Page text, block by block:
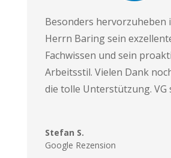
Besonders hervorzuheben
Herrn Baring sein
Fachwissen und sein
Arbeitsstil. Vielen Dank
die tolle Unterstützung. VG
Stefan S.
Google Rezension